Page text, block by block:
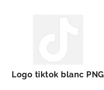
Logo tiktok blanc PNG